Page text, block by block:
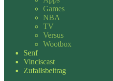
Games
NBA
TV
Versus
Wootbox
Senf
Vinciscast
Zufallsbeitrag